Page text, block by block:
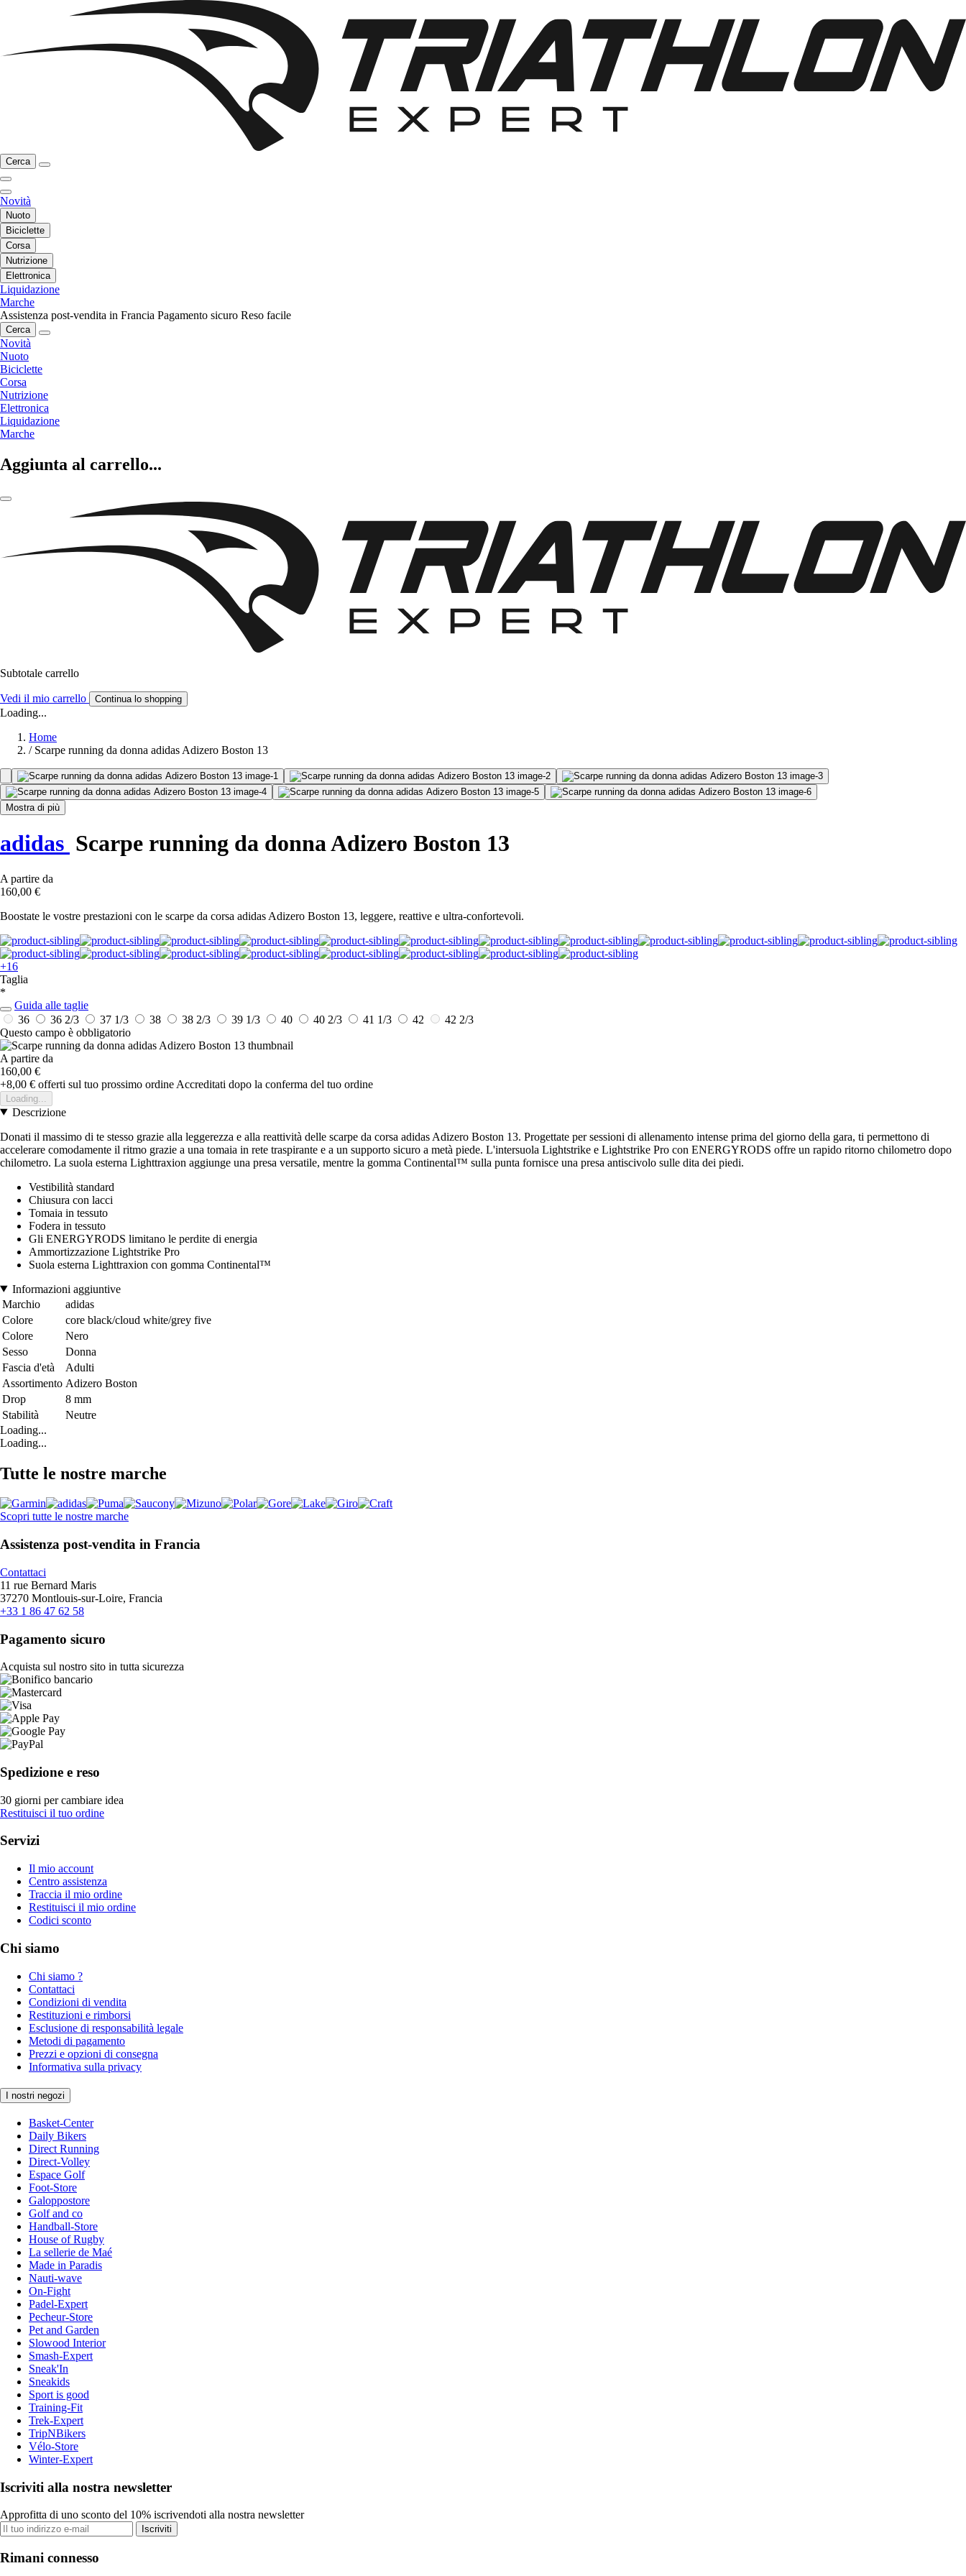
Cerca
Novità
Nuoto
Biciclette
Corsa
Nutrizione
Elettronica
Liquidazione
Marche
Assistenza post-vendita in Francia Pagamento sicuro Reso facile
Cerca
Novità
Nuoto
Biciclette
Corsa
Nutrizione
Elettronica
Liquidazione
Marche
Aggiunta al carrello...
Subtotale carrello
Vedi il mio carrello Continua lo shopping
Loading...
Home
/ Scarpe running da donna adidas Adizero Boston 13
Mostra di più
adidas Scarpe running da donna Adizero Boston 13
A partire da
160,00 €
Boostate le vostre prestazioni con le scarpe da corsa adidas Adizero Boston 13, leggere, reattive e ultra-confortevoli.
+16
Taglia
*
Guida alle taglie
36
36 2/3 37 1/3 38 38 2/3 39 1/3 40 40 2/3 41 1/3 42
42 2/3
Questo campo è obbligatorio
A partire da
160,00 €
+8,00 € offerti sul tuo prossimo ordine Accreditati dopo la conferma del tuo ordine
Loading...
Descrizione
Donati il massimo di te stesso grazie alla leggerezza e alla reattività delle scarpe da corsa adidas Adizero Boston 13. Progettate per sessioni di allenamento intense prima del giorno della gara, ti permettono di
accelerare comodamente il ritmo grazie a una tomaia in rete traspirante e a un supporto sicuro a metà piede. L'intersuola Lightstrike e Lightstrike Pro con ENERGYRODS offre un rapido ritorno chilometro dopo
chilometro. La suola esterna Lighttraxion aggiunge una presa versatile, mentre la gomma Continental™ sulla punta fornisce una presa antiscivolo sulle dita dei piedi.
Vestibilità standard
Chiusura con lacci
Tomaia in tessuto
Fodera in tessuto
Gli ENERGYRODS limitano le perdite di energia
Ammortizzazione Lightstrike Pro
Suola esterna Lighttraxion con gomma Continental™
Informazioni aggiuntive
Marchio
adidas
Colore
core black/cloud white/grey five
Colore
Nero
Sesso
Donna
Fascia d'età
Adulti
Assortimento Adizero Boston
Drop
8 mm
Stabilità
Neutre
Loading...
Loading...
Tutte le nostre marche
Scopri tutte le nostre marche
Assistenza post-vendita in Francia
Contattaci
11 rue Bernard Maris
37270 Montlouis-sur-Loire, Francia
+33 1 86 47 62 58
Pagamento sicuro
Acquista sul nostro sito in tutta sicurezza
Spedizione e reso
30 giorni per cambiare idea
Restituisci il tuo ordine
Servizi
Il mio account
Centro assistenza
Traccia il mio ordine
Restituisci il mio ordine
Codici sconto
Chi siamo
Chi siamo ?
Contattaci
Condizioni di vendita
Restituzioni e rimborsi
Esclusione di responsabilità legale
Metodi di pagamento
Prezzi e opzioni di consegna
Informativa sulla privacy
I nostri negozi
Basket-Center
Daily Bikers
Direct Running
Direct-Volley
Espace Golf
Foot-Store
Galoppostore
Golf and co
Handball-Store
House of Rugby
La sellerie de Maé
Made in Paradis
Nauti-wave
On-Fight
Padel-Expert
Pecheur-Store
Pet and Garden
Slowood Interior
Smash-Expert
Sneak'In
Sneakids
Sport is good
Training-Fit
Trek-Expert
TripNBikers
Vélo-Store
Winter-Expert
Iscriviti alla nostra newsletter
Approfitta di uno sconto del 10% iscrivendoti alla nostra newsletter
Iscriviti
Rimani connesso